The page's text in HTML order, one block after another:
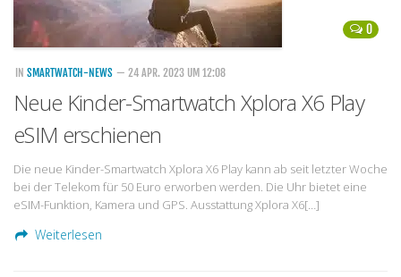
0
IN SMARTWATCH-NEWS — 24 APR. 2023 UM 12:08
Neue Kinder-Smartwatch Xplora X6 Play
eSIM erschienen
Die neue Kinder-Smartwatch Xplora X6 Play kann ab seit letzter Woche
bei der Telekom für 50 Euro erworben werden. Die Uhr bietet eine
eSIM-Funktion, Kamera und GPS. Ausstattung Xplora X6[…]
Weiterlesen